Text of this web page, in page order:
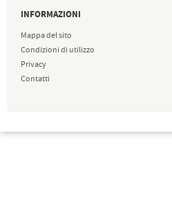
INFORMAZIONI
Mappa del sito
Condizioni di utilizzo
Privacy
Contatti